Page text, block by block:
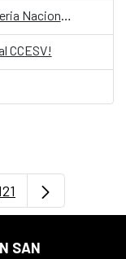
¡Llevamos la Maratón del Quijote a la Feria Nacional del libro!
CCESV!
Pages Use
Page
SAN